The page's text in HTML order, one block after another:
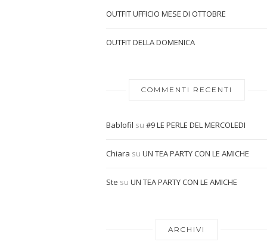
OUTFIT UFFICIO MESE DI OTTOBRE
OUTFIT DELLA DOMENICA
COMMENTI RECENTI
Bablofil su #9 LE PERLE DEL MERCOLEDI
Chiara su UN TEA PARTY CON LE AMICHE
Ste su UN TEA PARTY CON LE AMICHE
ARCHIVI